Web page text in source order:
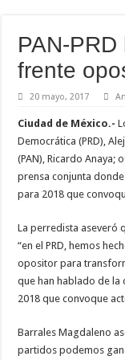
PAN-
frente
20 mayo, 2017
Ciudad de México.-
Democrática (PRD),
(PAN), Ricardo Anaya;
prensa conjunta
para 2018 que
La perredista aseveró
“en el PRD, hemos
opositor para
que han hablado de
2018 que convoque
Barrales Magdaleno
partidos podemos